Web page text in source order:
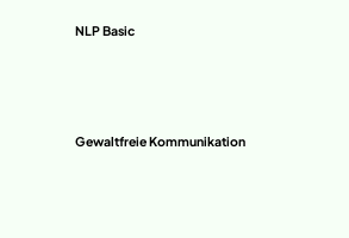
NLP Basic
Gewaltfreie Kommunikation